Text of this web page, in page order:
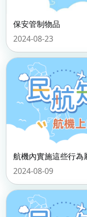
保安管制物品
2024-08-23
航機內實施這些行為
2024-08-09